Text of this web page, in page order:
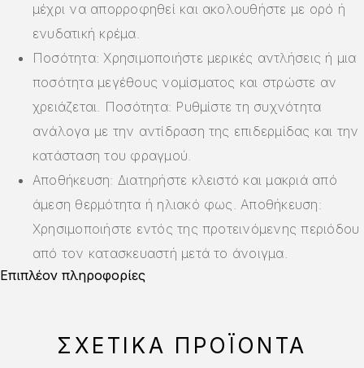
μέχρι να απορροφηθεί και ακολουθήστε με ορό ή
ενυδατική κρέμα.
Ποσότητα: Χρησιμοποιήστε μερικές αντλήσεις ή μια
ποσότητα μεγέθους νομίσματος και στρώστε αν
χρειάζεται. Ποσότητα: Ρυθμίστε τη συχνότητα
ανάλογα με την αντίδραση της επιδερμίδας και την
κατάσταση του φραγμού.
Αποθήκευση: Διατηρήστε κλειστό και μακριά από
άμεση θερμότητα ή ηλιακό φως. Αποθήκευση:
Χρησιμοποιήστε εντός της προτεινόμενης περιόδου
από τον κατασκευαστή μετά το άνοιγμα.
Επιπλέον πληροφορίες
ΣΧΕΤΙΚΆ ΠΡΟΪΌΝΤΑ